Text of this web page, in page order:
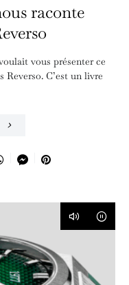
raconte
vous présenter ce
Reverso. C’est un livre